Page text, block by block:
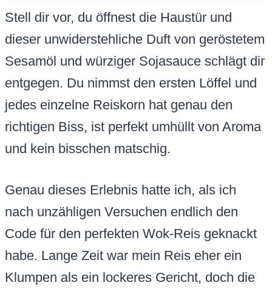
Stell dir vor, du öffnest die Haustür und
dieser unwiderstehliche Duft von geröstetem
Sesamöl und würziger Sojasauce schlägt dir
entgegen. Du nimmst den ersten Löffel und
jedes einzelne Reiskorn hat genau den
richtigen Biss, ist perfekt umhüllt von Aroma
und kein bisschen matschig.
Genau dieses Erlebnis hatte ich, als ich
nach unzähligen Versuchen endlich den
Code für den perfekten Wok-Reis geknackt
habe. Lange Zeit war mein Reis eher ein
Klumpen als ein lockeres Gericht, doch die